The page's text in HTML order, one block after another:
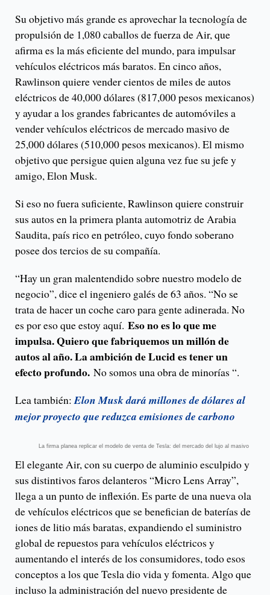
Su objetivo más grande es aprovechar la tecnología de
propulsión de 1,080 caballos de fuerza de Air, que
afirma es la más eficiente del mundo, para impulsar
vehículos eléctricos más baratos. En cinco años,
Rawlinson quiere vender cientos de miles de autos
eléctricos de 40,000 dólares (817,000 pesos mexicanos)
y ayudar a los grandes fabricantes de automóviles a
vender vehículos eléctricos de mercado masivo de
25,000 dólares (510,000 pesos mexicanos). El mismo
objetivo que persigue quien alguna vez fue su jefe y
amigo, Elon Musk.
Si eso no fuera suficiente, Rawlinson quiere construir
sus autos en la primera planta automotriz de Arabia
Saudita, país rico en petróleo, cuyo fondo soberano
posee dos tercios de su compañía.
“Hay un gran malentendido sobre nuestro modelo de
negocio”, dice el ingeniero galés de 63 años. “No se
trata de hacer un coche caro para gente adinerada. No
es por eso que estoy aquí. Eso no es lo que me
impulsa. Quiero que fabriquemos un millón de
autos al año. La ambición de Lucid es tener un
efecto profundo. No somos una obra de minorías “.
Lea también:Elon Musk dará millones de dólares al
mejor proyecto que reduzca emisiones de carbono
La firma planea replicar el modelo de venta de Tesla: del mercado del lujo al masivo
El elegante Air, con su cuerpo de aluminio esculpido y
sus distintivos faros delanteros “Micro Lens Array”,
llega a un punto de inflexión. Es parte de una nueva ola
de vehículos eléctricos que se benefician de baterías de
iones de litio más baratas, expandiendo el suministro
global de repuestos para vehículos eléctricos y
aumentando el interés de los consumidores, todo esos
conceptos a los que Tesla dio vida y fomenta. Algo que
incluso la administración del nuevo presidente de